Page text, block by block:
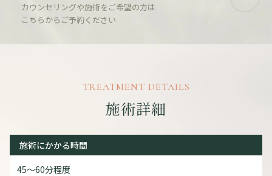
カウンセリングや施術をご希望の方は
こちらからご予約ください
TREATMENT DETAILS
施術詳細
施術にかかる時間
45～60分程度